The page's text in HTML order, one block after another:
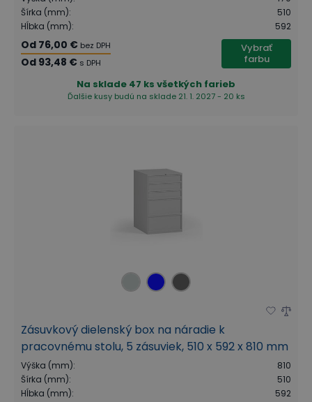
Šírka (mm):
510
Hĺbka (mm): 592
Od 76,00 € bez DPH
Od 93,48 € s DPH
Vybrať
farbu
Na sklade 47 ks všetkých farieb
Ďalšie kusy budú na sklade 21. 1. 2027 - 20 ks
Zásuvkový dielenský box na náradie k
pracovnému stolu, 5 zásuviek, 510 x 592 x 810 mm
Výška (mm):
810
Šírka (mm):
510
Hĺbka (mm): 592